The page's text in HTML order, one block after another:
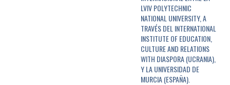
LVIV POLYTECHNIC
NATIONAL UNIVERSITY, A
TRAVÉS DEL INTERNATIONAL
INSTITUTE OF EDUCATION,
CULTURE AND RELATIONS
WITH DIASPORA (UCRANIA),
Y LA UNIVERSIDAD DE
MURCIA (ESPAÑA).